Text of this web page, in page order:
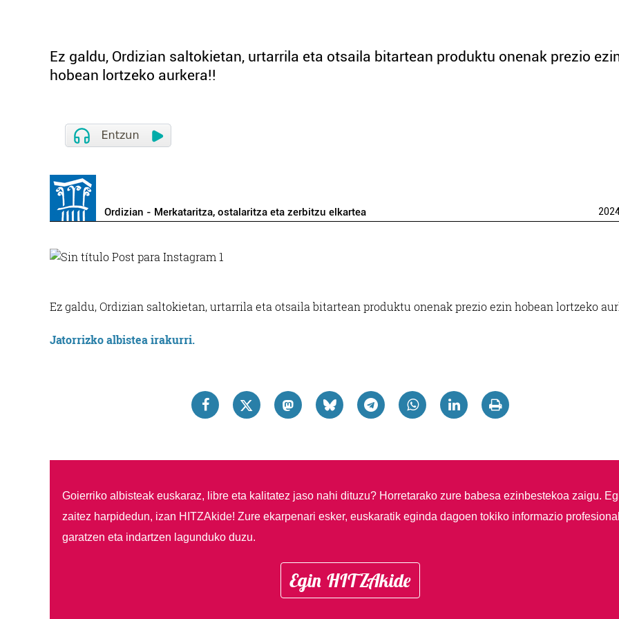
Ez galdu, Ordizian saltokietan, urtarrila eta otsaila bitartean produktu onenak prezio
hobean lortzeko aurkera!!
Ordizian - Merkataritza, ostalaritza eta zerbitzu elkartea
Ez galdu, Ordizian saltokietan, urtarrila eta otsaila bitartean produktu onenak prezio ezin hobean lortzeko
Jatorrizko albistea irakurri.
Goierriko albisteak euskaraz, libre eta kalitatez jaso nahi dituzu? Horretarako zure babesa ezinbestekoa zaigu.
zaitez harpidedun, izan HITZAkide! Zure ekarpenari esker, euskaratik eginda dagoen tokiko informazio
garatzen eta indartzen lagunduko duzu.
Egin HITZAkide